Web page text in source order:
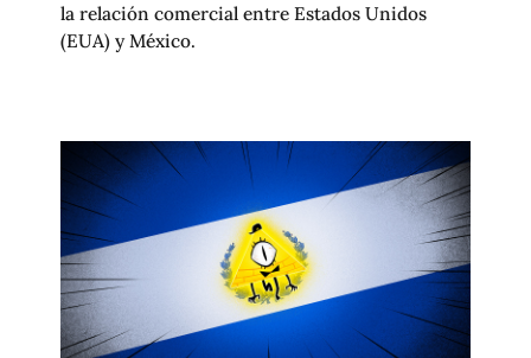
la relación comercial entre Estados Unidos
(EUA) y México.